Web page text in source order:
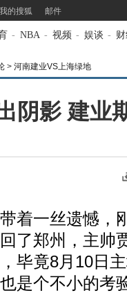
我的搜狐 邮件
- NBA - 视频 - 娱谈 -
> 河南建业VS上海绿地
阴影 建业
一丝遗憾，
了郑州，主帅
毕竟8月10日
是个不小的考